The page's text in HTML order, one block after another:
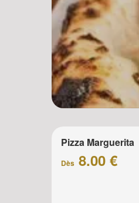
Pizza Marguerita
Dès 8.00 €